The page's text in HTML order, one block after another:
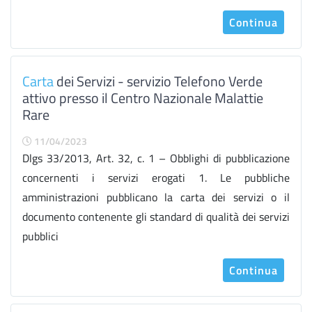
Continua
Cartadei Servizi - servizio Telefono Verde
attivo presso il Centro Nazionale Malattie
Rare
11/04/2023
Dlgs 33/2013, Art. 32, c. 1 – Obblighi di pubblicazione
concernenti i servizi erogati 1. Le pubbliche
amministrazioni pubblicano la carta dei servizi o il
documento contenente gli standard di qualità dei servizi
pubblici
Continua